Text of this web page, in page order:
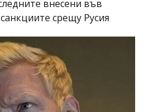
внесени във
срещу Русия